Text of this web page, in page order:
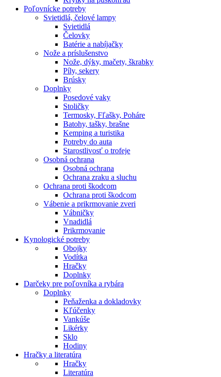
Poľovnícke potreby
Svietidlá, čelové lampy
Svietidlá
Čelovky
Batérie a nabíjačky
Nože a príslušenstvo
Nože, dýky, mačety, škrabky
Píly, sekery
Brúsky
Doplnky
Posedové vaky
Stoličky
Termosky, Fľašky, Poháre
Batohy, tašky, brašne
Kemping a turistika
Potreby do auta
Starostlivosť o trofeje
Osobná ochrana
Osobná ochrana
Ochrana zraku a sluchu
Ochrana proti škodcom
Ochrana proti škodcom
Vábenie a prikrmovanie zveri
Vábničky
Vnadidlá
Prikrmovanie
Kynologické potreby
Obojky
Vodítka
Hračky
Doplnky
Darčeky pre poľovníka a rybára
Doplnky
Peňaženka a dokladovky
Kľúčenky
Vankúše
Likérky
Sklo
Hodiny
Hračky a literatúra
Hračky
Literatúra